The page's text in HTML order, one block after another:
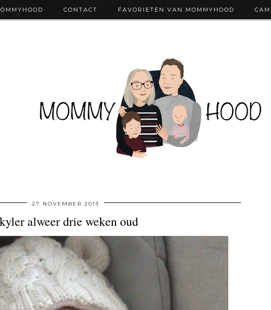
CONTACT FAVORIETEN VAN MOMMYHOOD
27 NOVEMBER 2013
alweer drie weken oud